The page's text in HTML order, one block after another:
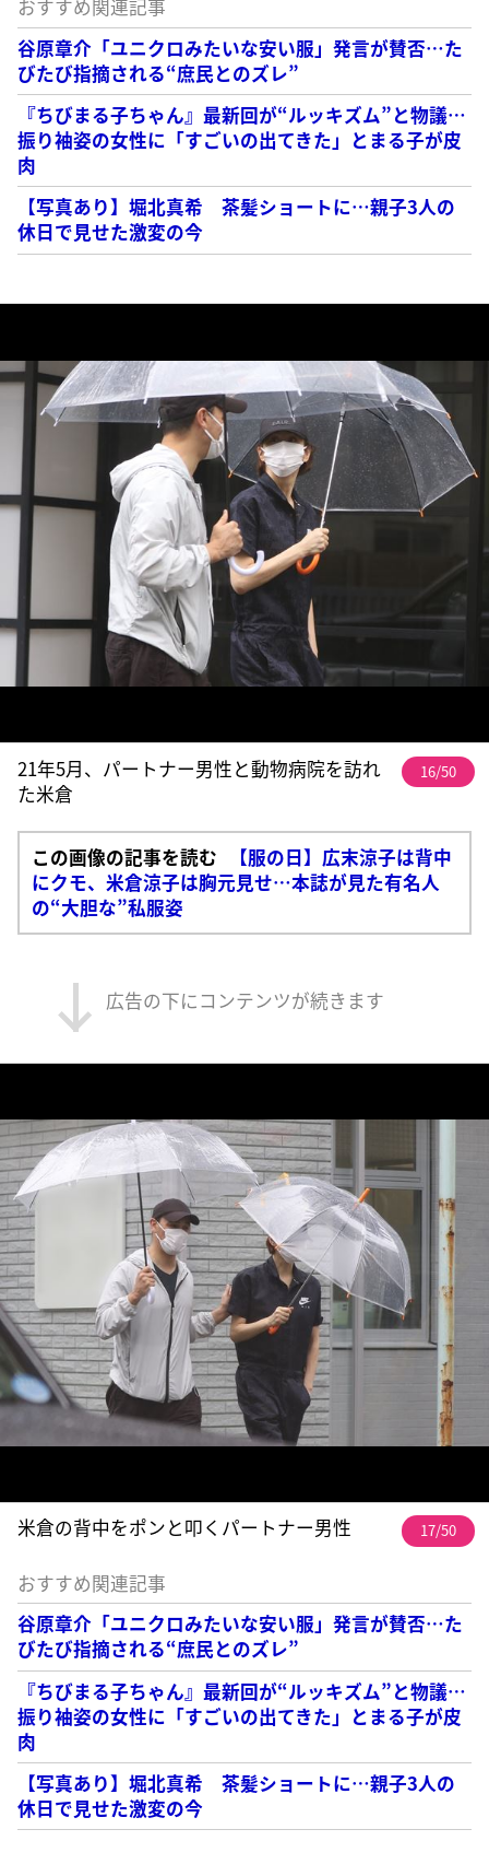
おすすめ関連記事
谷原章介「ユニクロみたいな安い服」発言が賛否…た
びたび指摘される“庶民とのズレ”
『ちびまる子ちゃん』最新回が“ルッキズム”と物議…
振り袖姿の女性に「すごいの出てきた」とまる子が皮
肉
【写真あり】堀北真希 茶髪ショートに…親子3人の
休日で見せた激変の今
21年5月、パートナー男性と動物病院を訪れ
た米倉
16/50
この画像の記事を読む
【服の日】広末涼子は背中
にクモ、米倉涼子は胸元見せ…本誌が見た有名人
の“大胆な”私服姿
広告の下にコンテンツが続きます
米倉の背中をポンと叩くパートナー男性 17/50
おすすめ関連記事
谷原章介「ユニクロみたいな安い服」発言が賛否…た
びたび指摘される“庶民とのズレ”
『ちびまる子ちゃん』最新回が“ルッキズム”と物議…
振り袖姿の女性に「すごいの出てきた」とまる子が皮
肉
【写真あり】堀北真希 茶髪ショートに…親子3人の
休日で見せた激変の今